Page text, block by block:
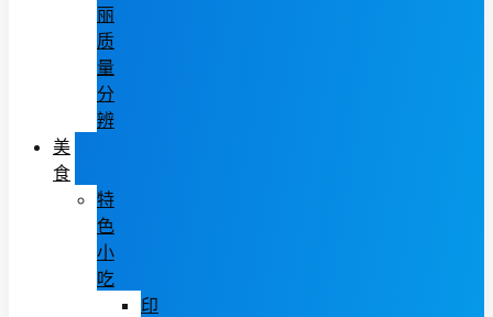
丽
质
量
分
辨
美
食
特
色
小
吃
印